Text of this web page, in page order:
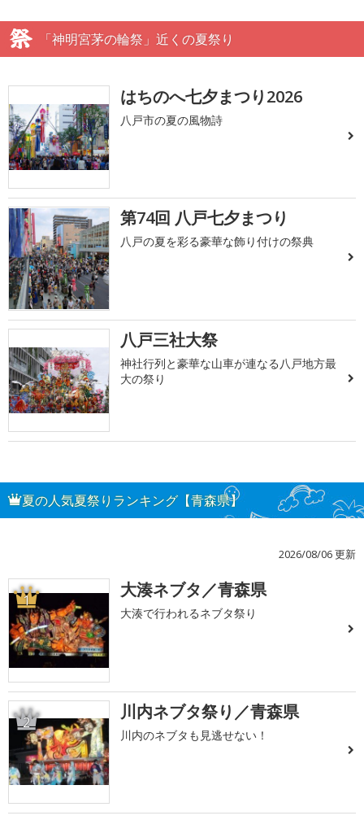
「神明宮茅の輪祭」近くの夏祭り
はちのへ七夕まつり2026
八戸市の夏の風物詩
第74回 八戸七夕まつり
八戸の夏を彩る豪華な飾り付けの祭典
八戸三社大祭
神社行列と豪華な山車が連なる八戸地方最
大の祭り
夏の人気夏祭りランキング【青森県】
2026/08/06 更新
1 大湊ネブタ／青森県
大湊で行われるネブタ祭り
2 川内ネブタ祭り／青森県
川内のネブタも見逃せない！